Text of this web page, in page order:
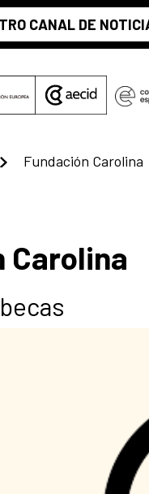
CANAL DE
Fundación Carolina
Carolina